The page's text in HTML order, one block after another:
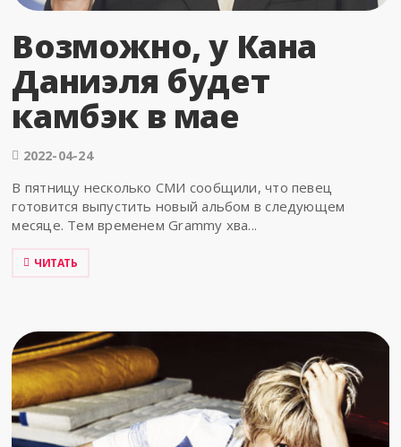
Возможно, у Кана
Даниэля будет
камбэк в мае
2022-04-24
В пятницу несколько СМИ сообщили, что певец
готовится выпустить новый альбом в следующем
месяце. Тем временем Grammy хва...
ЧИТАТЬ